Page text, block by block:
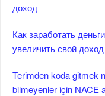
доход
Как заработать
увеличить свой доход
Terimden koda gitmek
bilmeyenler için NACE